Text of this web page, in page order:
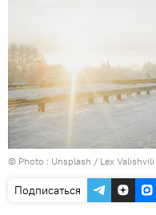
© Photo : Unsplash / Lex Valishvili
Подписаться